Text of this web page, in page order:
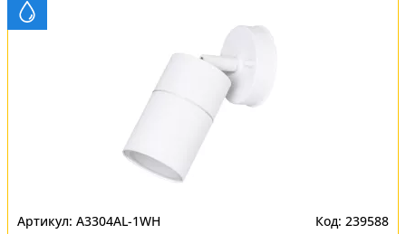
A3304AL-1WH 239588